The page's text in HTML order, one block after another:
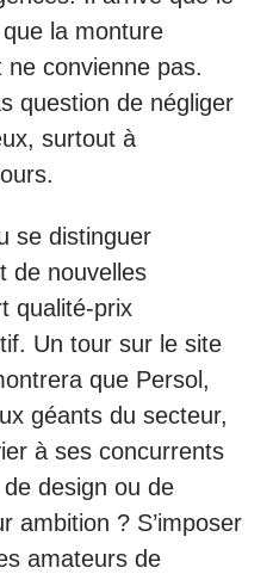
la monture
convienne pas.
question de négliger
surtout à
se distinguer
de nouvelles
qualité-prix
Un tour sur le site
que Persol,
géants du secteur,
à ses concurrents
design ou de
ambition ? S’imposer
amateurs de